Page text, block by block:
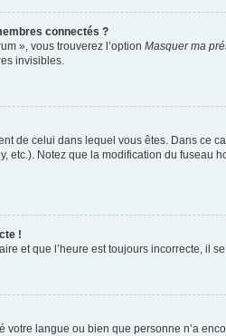
connectés ?
», vous trouverez l’option Masquer ma
invisibles.
de celui dans lequel vous êtes. Dans ce
etc.). Notez que la modification du fuseau
!
et que l’heure est toujours incorrecte, il
votre langue ou bien que personne n’a